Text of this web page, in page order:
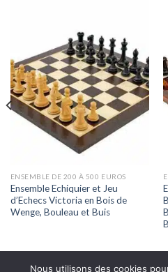
ENSEMBLE DE 200 À 500 EUROS
Ensemble Echiquier et Jeu
d’Echecs Victoria en Bois de
Wenge, Bouleau et Buis
Nous utilisons des cookies